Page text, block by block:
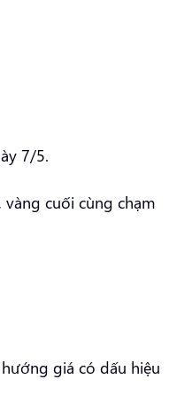
7/5.
cuối cùng chạm
giá có dấu hiệu